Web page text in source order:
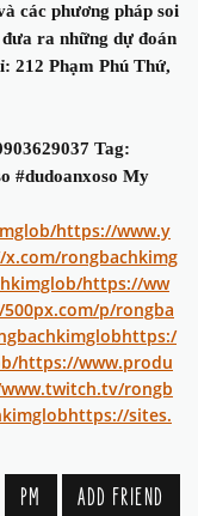
các phương pháp soi
ra những dự đoán
212 Phạm Phú Thứ,
Tag:
#dudoanxoso My
https://www.y
rongbachkimg
https://ww
p/rongba
https:/
https://www.produ
rongb
https://sites.
PM ADD FRIEND